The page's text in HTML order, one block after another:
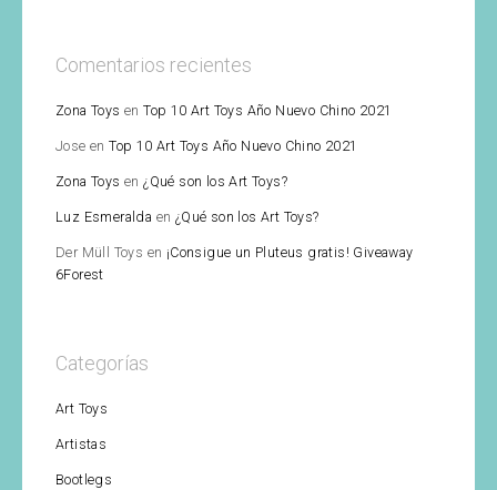
Comentarios recientes
Zona Toys enTop 10 Art Toys Año Nuevo Chino 2021
Jose enTop 10 Art Toys Año Nuevo Chino 2021
Zona Toys en¿Qué son los Art Toys?
Luz Esmeralda en ¿Qué son los Art Toys?
Der Müll Toys en ¡Consigue un Pluteus gratis! Giveaway
6Forest
Categorías
Art Toys
Artistas
Bootlegs